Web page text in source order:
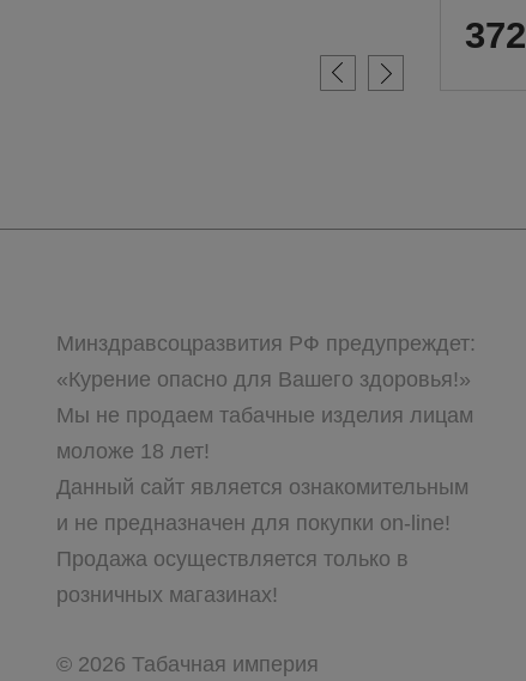
372
Минздравсоцразвития РФ предупреждет:
«Курение опасно для Вашего здоровья!»
Мы не продаем табачные изделия лицам
моложе 18 лет!
Данный сайт является ознакомительным
и не предназначен для покупки on-line!
Продажа осуществляется только в
розничных магазинах!
© 2026 Табачная империя